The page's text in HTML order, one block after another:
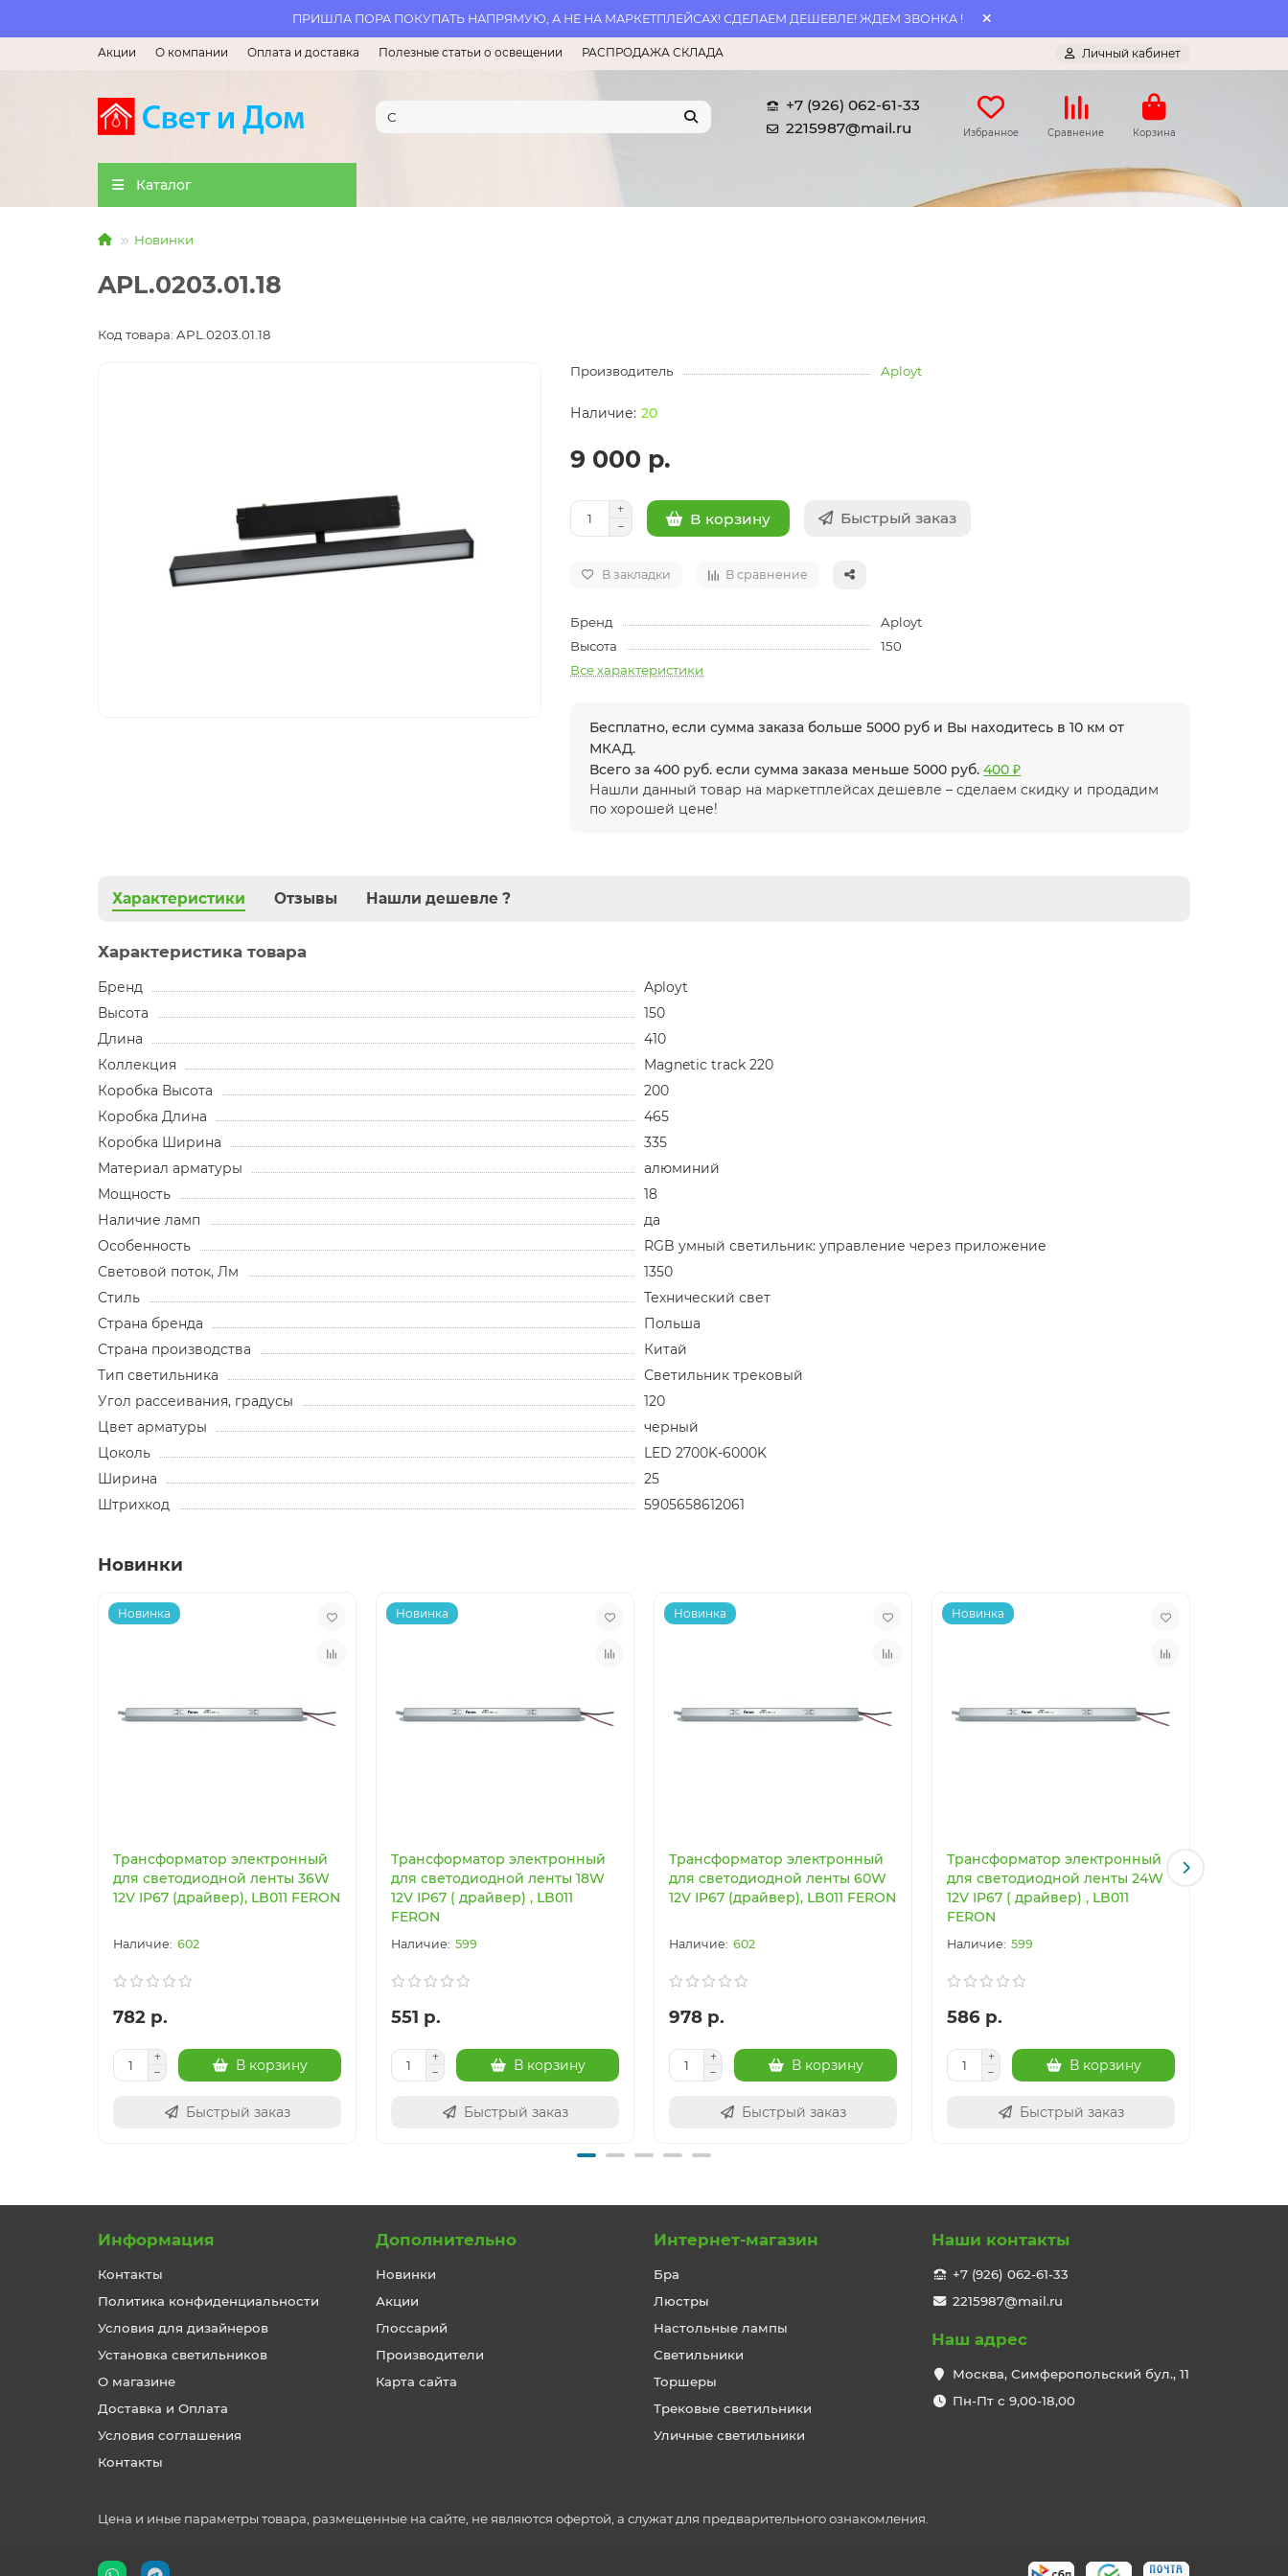
ПРИШЛА ПОРА ПОКУПАТЬ НАПРЯМУЮ, А НЕ НА МАРКЕТПЛЕЙСАХ! СДЕЛАЕМ ДЕШЕВЛЕ! ЖДЕМ ЗВОНКА !
Акции О компании Оплата и доставка Полезные статьи о освещении РАСПРОДАЖА СКЛАДА Личный кабинет
+7 (926) 062-61-33
2215987@mail.ru
Избранное Сравнение Корзина
Каталог
Новинки
APL.0203.01.18
Код товара: APL.0203.01.18
Производитель Aployt
20
9 000 р.
В корзину Быстрый заказ
В закладки В сравнение
Бренд
Aployt
Высота
150
Все характеристики
Бесплатно, если сумма заказа больше 5000 руб и Вы находитесь в 10 км от
МКАД.
Всего за 400 руб. если сумма заказа меньше 5000 руб.400 ₽
Нашли данный товар на маркетплейсах дешевле – сделаем скидку и продадим
по хорошей цене!
Характеристики Отзывы Нашли дешевле ?
Характеристика товара
Бренд
Aployt
Высота
150
Длина
410
Коллекция
Magnetic track 220
Коробка Высота
200
Коробка Длина
465
Коробка Ширина
335
Материал арматуры
алюминий
Мощность
18
Наличие ламп
да
Особенность
RGB умный светильник: управление через приложение
Световой поток, Лм
1350
Стиль
Технический свет
Страна бренда
Польша
Страна производства
Китай
Тип светильника
Светильник трековый
Угол рассеивания, градусы
120
Цвет арматуры
черный
Цоколь
LED 2700K-6000K
Ширина
25
Штрихкод
5905658612061
Новинки
Новинка
Трансформатор электронный
для светодиодной ленты 36W
12V IP67 (драйвер), LB011 FERON
602
782 р.
В корзину
Быстрый заказ
Новинка
Трансформатор электронный
для светодиодной ленты 18W
12V IP67 ( драйвер) , LB011
FERON
599
551 р.
В корзину
Быстрый заказ
Новинка
Трансформатор электронный
для светодиодной ленты 60W
12V IP67 (драйвер), LB011 FERON
602
978 р.
В корзину
Быстрый заказ
Новинка
Трансформатор электронный
для светодиодной ленты 24W
12V IP67 ( драйвер) , LB011
FERON
599
586 р.
В корзину
Быстрый заказ
Информация
Контакты
Политика конфиденциальности
Условия для дизайнеров
Установка светильников
О магазине
Доставка и Оплата
Условия соглашения
Контакты
Дополнительно
Новинки
Акции
Глоссарий
Производители
Карта сайта
Интернет-магазин
Бра
Люстры
Настольные лампы
Светильники
Торшеры
Трековые светильники
Уличные светильники
Наши контакты
+7 (926) 062-61-33
2215987@mail.ru
Наш адрес
Москва, Симферопольский бул., 11
Пн-Пт с 9,00-18,00
Цена и иные параметры товара, размещенные на сайте, не являются офертой, а служат для предварительного ознакомления.